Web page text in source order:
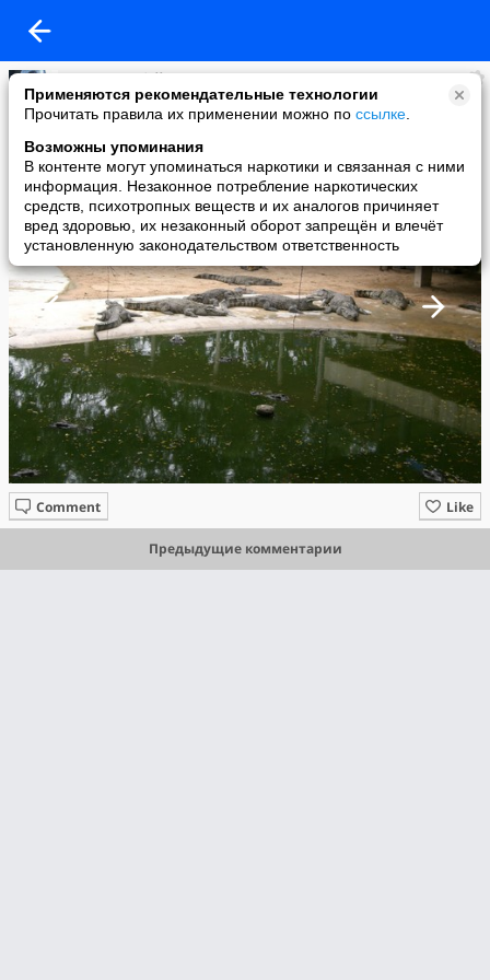
Применяются рекомендательные технологии
Прочитать правила их применении можно по ссылке
Возможны упоминания
В контенте могут упоминаться наркотики и связанная с ними
информация. Незаконное потребление наркотических
средств, психотропных веществ и их аналогов причиняет
вред здоровью, их незаконный оборот запрещён и влечёт
установленную законодательством ответственность
Марьям Губайдуллина
added a photo
23 Aug в 08:28
Like
Comment
Предыдущие комментарии